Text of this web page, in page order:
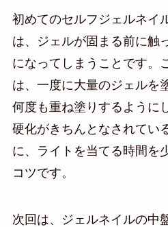
初めてのセルフジェルネイ
は、ジェルが固まる前に触
になってしまうことです。
は、一度に大量のジェルを
何度も重ね塗りするように
硬化がきちんとなされてい
に、ライトを当てる時間を
コツです。
次回は、ジェルネイルの中